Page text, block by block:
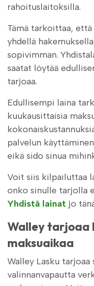
rahoituslaitoksilla.
Tämä tarkoittaa,
yhdellä
sopivimman.
saatat löytää
tarjoaa.
Edullisempi laina
kuukausittaisia
palvelun
eikä sido sinua
Voit siis kilpailuttaa
onko sinulle tarjolla
Yhdistä lainat jo
Walley tarjoaa
maksuaikaa
Walley Lasku
valinnanvapautta